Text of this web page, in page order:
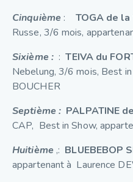
Cinquième : TOGA de la
Russe, 3/6 mois,
Sixième : :TEIVA du
Nebelung, 3/6 mois, Best
BOUCHER
Septième : PALPATINE
CAP, Best in Show,
Huitième ,: BLUEBEBOP
appartenant à Laurence